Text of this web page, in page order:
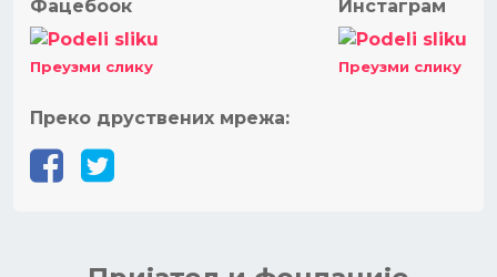
Фацебоок
Преузми слику
Инстаграм
Преузми слику
Преко друствених мрежа: